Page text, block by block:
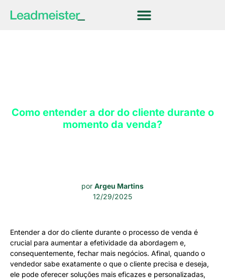
Como entender a dor do cliente durante o
momento da venda?
por Argeu Martins
12/29/2025
Entender a dor do cliente durante o processo de venda é
crucial para aumentar a efetividade da abordagem e,
consequentemente, fechar mais negócios. Afinal, quando o
vendedor sabe exatamente o que o cliente precisa e deseja,
ele pode oferecer soluções mais eficazes e personalizadas,